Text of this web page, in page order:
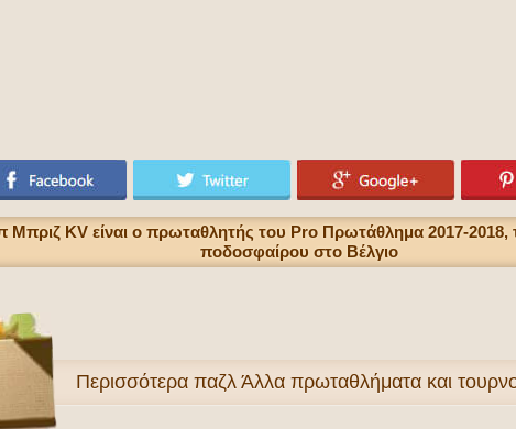
KV είναι ο πρωταθλητής του Pro Πρωτάθλημα 2017-2018,
ποδοσφαίρου στο Βέλγιο
Περισσότερα παζλ Άλλα πρωταθλήματα και